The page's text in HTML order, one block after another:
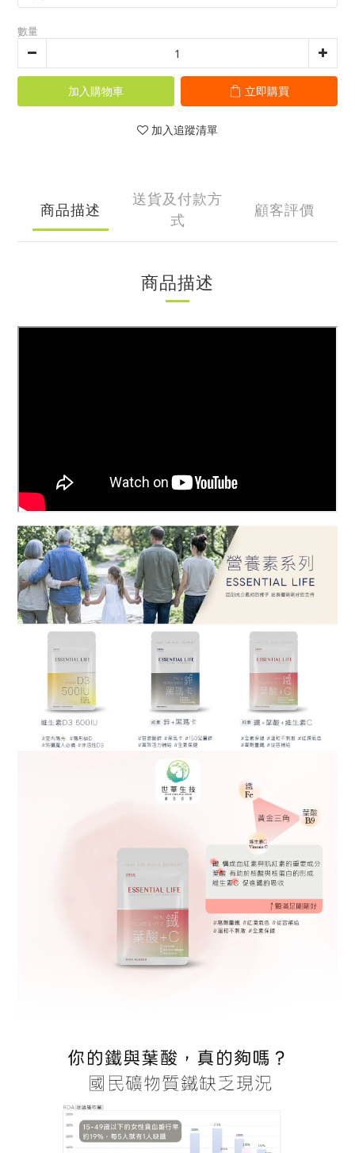
數量
加入購物車 立即購買
加入追蹤清單
商品描述
送貨及付款方
式
顧客評價
商品描述